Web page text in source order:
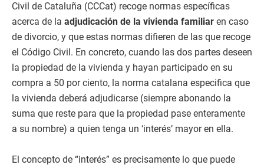
Civil de Cataluña (CCCat) recoge normas específicas
acerca de la adjudicación de la vivienda familiar en caso
de divorcio, y que estas normas difieren de las que recoge
el Código Civil. En concreto, cuando las dos partes deseen
la propiedad de la vivienda y hayan participado en su
compra a 50 por ciento, la norma catalana especifica que
la vivienda deberá adjudicarse (siempre abonando la
suma que reste para que la propiedad pase enteramente
a su nombre) a quien tenga un ‘interés’ mayor en ella.
El concepto de “interés” es precisamente lo que puede